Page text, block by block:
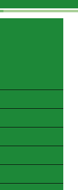
DE EN CZ PL